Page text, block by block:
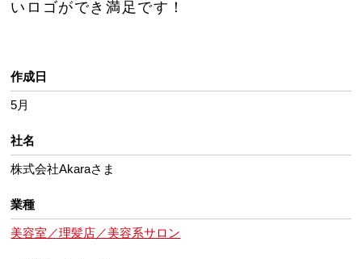
いロゴができ満足です！
作成日
5月
社名
株式会社Akaraさま
業種
美容室／理髪店／美容系サロン